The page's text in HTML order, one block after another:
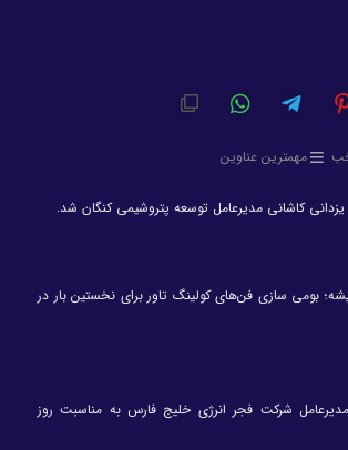
مهمترین عناوین
کاشانی مدیرعامل توسعه پتروشیمی کنگان شد.
بومی سازی فن‌های کولینگ تاور برای نخستین بار در
مدیرعامل شرکت فجر انرژی خلیج فارس به مناسبت روز